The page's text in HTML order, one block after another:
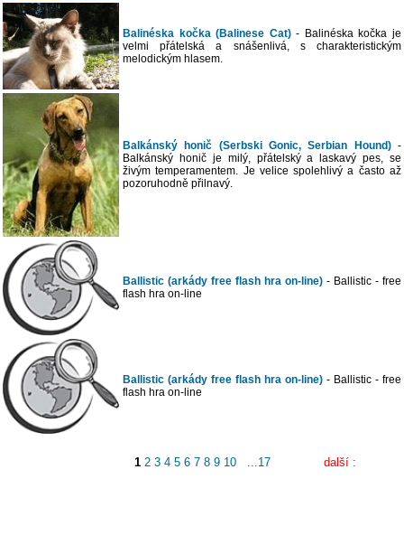
Balinéska kočka (Balinese Cat)- Balinéska kočka je
velmi přátelská a snášenlivá, s charakteristickým
melodickým hlasem.
Balkánský honič (Serbski Gonic, Serbian Hound)-
Balkánský honič je milý, přátelský a laskavý pes, se
živým temperamentem. Je velice spolehlivý a často až
pozoruhodně přilnavý.
Ballistic (arkády free flash hra on-line) - Ballistic - free
flash hra on-line
Ballistic (arkády free flash hra on-line) - Ballistic - free
flash hra on-line
1 2 3 4 5 6 7 8 9 10 ...17 další :